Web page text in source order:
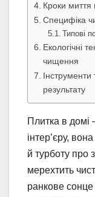
Кроки миття
Специфіка
Типові
Екологічні
чищення
Інструменти
результату
Плитка в домі
інтер’єру,
й турботу про
мерехтить
ранкове сонце